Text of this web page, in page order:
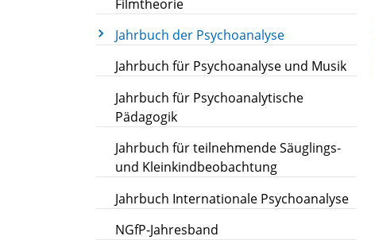
Filmtheorie
Jahrbuch der Psychoanalyse
Jahrbuch für Psychoanalyse und Musik
Jahrbuch für Psychoanalytische
Pädagogik
Jahrbuch für teilnehmende Säuglings-
und Kleinkindbeobachtung
Jahrbuch Internationale Psychoanalyse
NGfP-Jahresband